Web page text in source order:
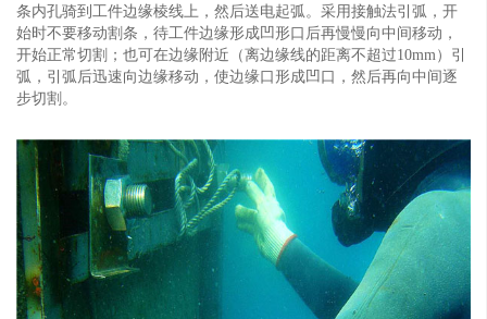
条内孔骑到工件边缘棱线上，然后送电起弧。采用接触法引弧，开
始时不要移动割条，待工件边缘形成凹形口后再慢慢向中间移动，
开始正常切割；也可在边缘附近（离边缘线的距离不超过10mm）引
弧，引弧后迅速向边缘移动，使边缘口形成凹口，然后再向中间逐
步切割。